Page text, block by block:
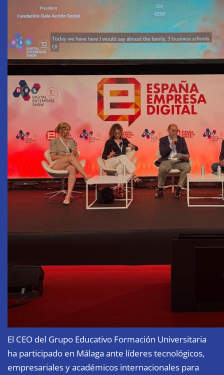
El CEO del Grupo Educativo Formación Universitaria
ha participado en Málaga ante líderes tecnológicos,
empresariales y académicos internacionales para